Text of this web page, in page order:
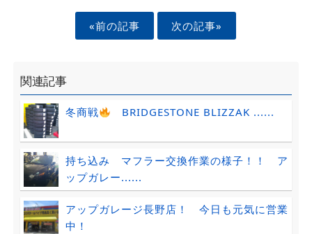
«前の記事 次の記事»
関連記事
冬商戦 BRIDGESTONE BLIZZAK ......
持ち込み マフラー交換作業の様子！！ ア
ップガレー......
アップガレージ長野店！ 今日も元気に営業
中！